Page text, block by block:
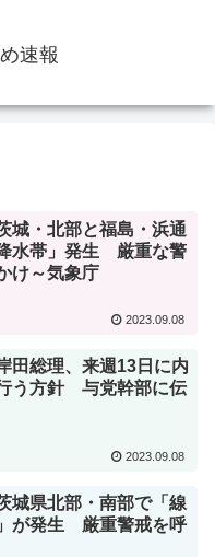
速報
城・北部と福島・浜通
水帯」発生 厳重な警
け～気象庁
2023.09.08
田総理、来週13日に内
う方針 与党幹部に伝
2023.09.08
城県北部・南部で「線
が発生 厳重警戒を呼